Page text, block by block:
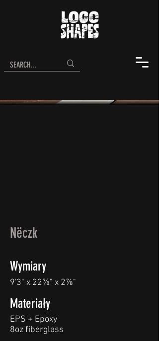
Nëczk
Wymiary
9'3" x 22⅞" x 2⅞"
Materiały
EPS + Epoxy
8oz fiberglass